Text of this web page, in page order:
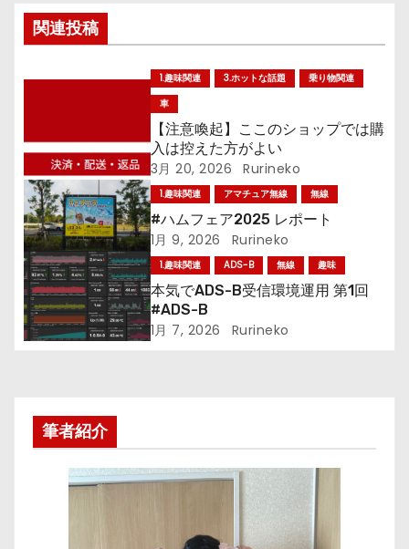
ナ
ビ
ー
シ
ョ
ン
関連投稿
1.趣味関連 3.ホットな話題
乗り物関連
車
【注意喚起】ここのショップでは購
入は控えた方がよい
3月 20, 2026 Rurineko
1.趣味関連 アマチュア無線 無線
#ハムフェア2025 レポート
1月 9, 2026 Rurineko
1.趣味関連 ADS-B 無線 趣味
本気でADS-B受信環境運用 第1回
#ADS-B
1月 7, 2026 Rurineko
筆者紹介